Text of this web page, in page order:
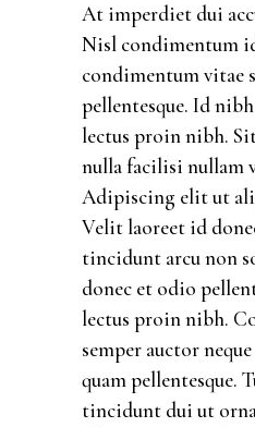
At imperdiet dui
Nisl condimentum
condimentum vitae
pellentesque. Id
lectus proin nibh.
nulla facilisi nullam
Adipiscing elit ut
Velit laoreet id
tincidunt arcu non
donec et odio
lectus proin nibh.
semper auctor
quam pellentesque.
tincidunt dui ut